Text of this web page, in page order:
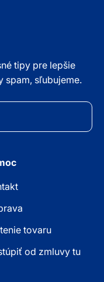
tipy pre lepšie
spam, sľubujeme.
tovaru
od zmluvy tu